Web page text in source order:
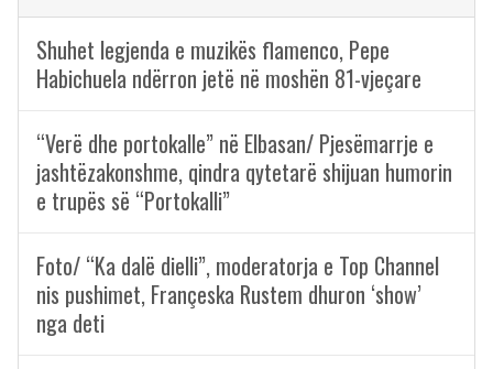
Shuhet legjenda e muzikës flamenco, Pepe
Habichuela ndërron jetë në moshën 81-vjeçare
“Verë dhe portokalle” në Elbasan/ Pjesëmarrje e
jashtëzakonshme, qindra qytetarë shijuan humorin
e trupës së “Portokalli”
Foto/ “Ka dalë dielli”, moderatorja e Top Channel
nis pushimet, Françeska Rustem dhuron ‘show’
nga deti